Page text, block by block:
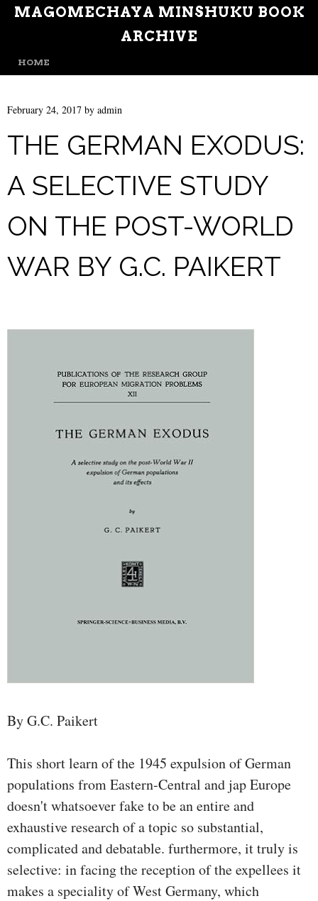
MAGOMECHAYA MINSHUKU BOOK
ARCHIVE
MENU
SKIP TO CONTENT
HOME
February 24, 2017 by admin
THE GERMAN EXODUS:
A SELECTIVE STUDY
ON THE POST-WORLD
WAR BY G.C. PAIKERT
By G.C. Paikert
This short learn of the 1945 expulsion of German
populations from Eastern-Central and jap Europe
doesn't whatsoever fake to be an entire and
exhaustive research of a topic so substantial,
complicated and debatable. furthermore, it truly is
selective: in facing the reception of the expellees it
makes a speciality of West Germany, which